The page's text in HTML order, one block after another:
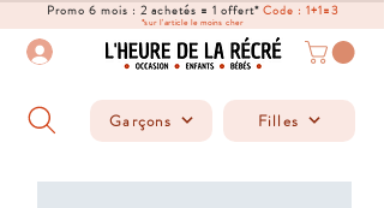
Promo 6 mois : 2 achetés = 1 offert*Code : 1+1=3
*sur l'article le moins cher
Garçons Filles